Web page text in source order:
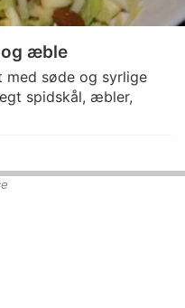
og æble
med søde og syrlige
spidskål, æbler,